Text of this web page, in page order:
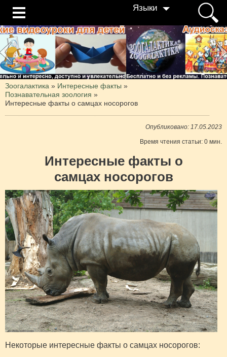
Языки
Зоогалактика » Интересные факты »
Познавательная зоология »
Интересные факты о самцах носорогов
Опубликовано: 17.05.2023
Время чтения статьи: 0 мин.
Интересные факты о
самцах носорогов
Некоторые интересные факты о самцах носорогов: